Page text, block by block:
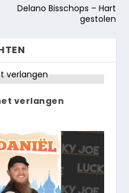
Delano Bisschops – Hart
gestolen
verlangen